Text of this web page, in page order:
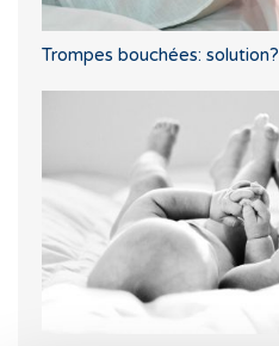
Trompes bouchées: solution?